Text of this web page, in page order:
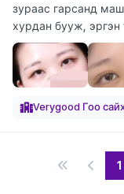
зураас гарсанд маш
хурдан бууж, эргэн
Verygood Гоо
1